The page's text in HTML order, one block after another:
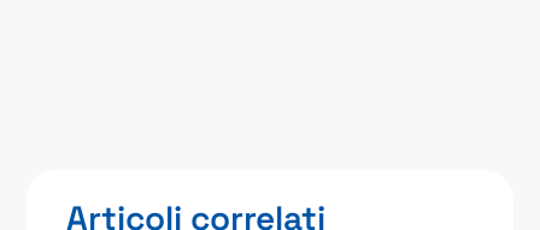
Articoli correlati